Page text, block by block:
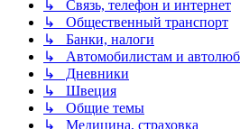
↳ Связь, телефон и интернет
↳ Общественный транспорт
↳ Банки, налоги
↳ Автомобилистам и
↳ Дневники
↳ Швеция
↳ Общие темы
↳ Медицина, страховка